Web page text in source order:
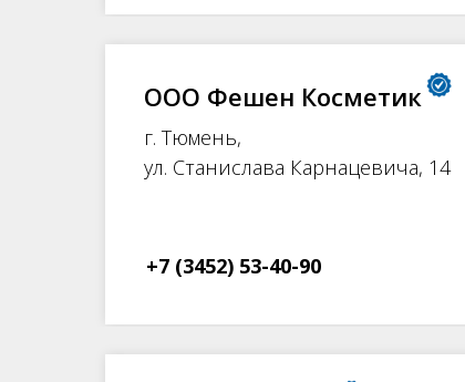
ООО Фешен Косметик
г. Тюмень,
ул. Станислава Карнацевича, 14
+7 (3452) 53-40-90